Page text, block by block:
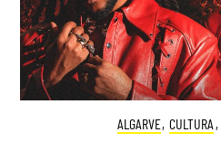
ALGARVE, CULTURA ,